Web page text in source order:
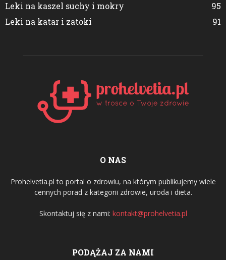
Leki na kaszel suchy i mokry
95
Leki na katar i zatoki
91
O NAS
Prohelvetia.pl to portal o zdrowiu, na którym publikujemy wiele
cennych porad z kategorii zdrowie, uroda i dieta.
Skontaktuj się z nami: kontakt@prohelvetia.pl
PODĄŻAJ ZA NAMI